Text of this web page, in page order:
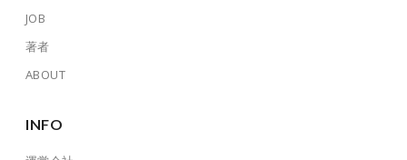
JOB
著者
ABOUT
INFO